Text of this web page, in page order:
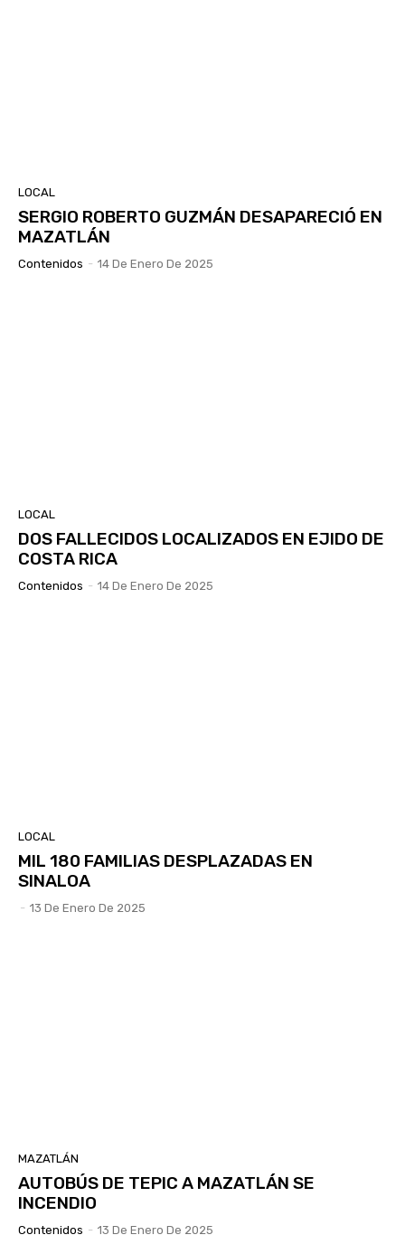
LOCAL
SERGIO ROBERTO GUZMÁN DESAPARECIÓ EN
MAZATLÁN
Contenidos - 14 De Enero De 2025
LOCAL
DOS FALLECIDOS LOCALIZADOS EN EJIDO DE
COSTA RICA
Contenidos - 14 De Enero De 2025
LOCAL
MIL 180 FAMILIAS DESPLAZADAS EN
SINALOA
- 13 De Enero De 2025
MAZATLÁN
AUTOBÚS DE TEPIC A MAZATLÁN SE
INCENDIO
Contenidos - 13 De Enero De 2025